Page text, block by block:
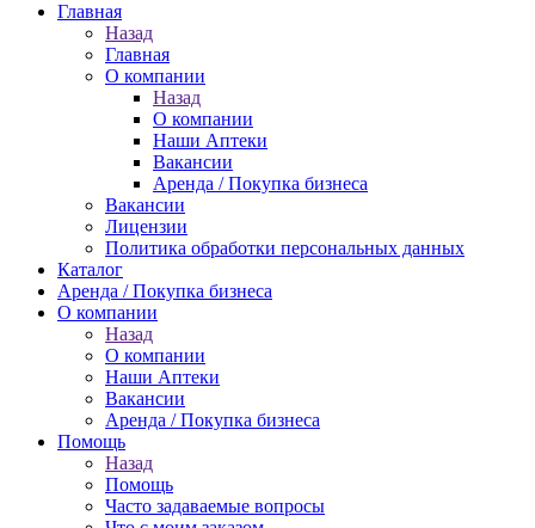
Главная
Назад
Главная
О компании
Назад
О компании
Наши Аптеки
Вакансии
Аренда / Покупка бизнеса
Вакансии
Лицензии
Политика обработки персональных данных
Каталог
Аренда / Покупка бизнеса
О компании
Назад
О компании
Наши Аптеки
Вакансии
Аренда / Покупка бизнеса
Помощь
Назад
Помощь
Часто задаваемые вопросы